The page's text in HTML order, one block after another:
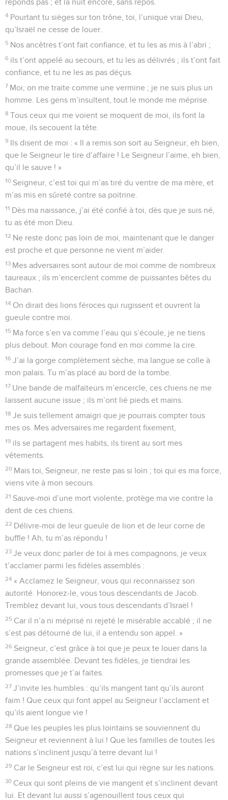
réponds pas ; et la nuit encore, sans repos.
4 Pourtant tu sièges sur ton trône, toi, l’unique vrai Dieu,
qu’Israël ne cesse de louer.
5 Nos ancêtres t’ont fait confiance, et tu les as mis à l’abri ;
6 ils t’ont appelé au secours, et tu les as délivrés ; ils t’ont fait
confiance, et tu ne les as pas déçus.
7 Moi, on me traite comme une vermine ; je ne suis plus un
homme. Les gens m’insultent, tout le monde me méprise.
8 Tous ceux qui me voient se moquent de moi, ils font la
moue, ils secouent la tête.
9 Ils disent de moi : « Il a remis son sort au Seigneur, eh bien,
que le Seigneur le tire d’affaire ! Le Seigneur l’aime, eh bien,
qu’il le sauve ! »
10 Seigneur, c’est toi qui m’as tiré du ventre de ma mère, et
m’as mis en sûreté contre sa poitrine.
11 Dès ma naissance, j’ai été confié à toi, dès que je suis né,
tu as été mon Dieu.
12 Ne reste donc pas loin de moi, maintenant que le danger
est proche et que personne ne vient m’aider.
13 Mes adversaires sont autour de moi comme de nombreux
taureaux ; ils m’encerclent comme de puissantes bêtes du
Bachan.
14 On dirait des lions féroces qui rugissent et ouvrent la
gueule contre moi.
15 Ma force s’en va comme l’eau qui s’écoule, je ne tiens
plus debout. Mon courage fond en moi comme la cire.
16 J’ai la gorge complètement sèche, ma langue se colle à
mon palais. Tu m’as placé au bord de la tombe.
17 Une bande de malfaiteurs m’encercle, ces chiens ne me
laissent aucune issue ; ils m’ont lié pieds et mains.
18 Je suis tellement amaigri que je pourrais compter tous
mes os. Mes adversaires me regardent fixement,
19 ils se partagent mes habits, ils tirent au sort mes
vêtements.
20 Mais toi, Seigneur, ne reste pas si loin ; toi qui es ma force,
viens vite à mon secours.
21 Sauve-moi d’une mort violente, protège ma vie contre la
dent de ces chiens.
22 Délivre-moi de leur gueule de lion et de leur corne de
buffle ! Ah, tu m’as répondu !
23 Je veux donc parler de toi à mes compagnons, je veux
t’acclamer parmi les fidèles assemblés :
24 « Acclamez le Seigneur, vous qui reconnaissez son
autorité. Honorez-le, vous tous descendants de Jacob.
Tremblez devant lui, vous tous descendants d’Israël !
25 Car il n’a ni méprisé ni rejeté le misérable accablé ; il ne
s’est pas détourné de lui, il a entendu son appel. »
26 Seigneur, c’est grâce à toi que je peux te louer dans la
grande assemblée. Devant tes fidèles, je tiendrai les
promesses que je t’ai faites.
27 J’invite les humbles : qu’ils mangent tant qu’ils auront
faim ! Que ceux qui font appel au Seigneur l’acclament et
qu’ils aient longue vie !
28 Que les peuples les plus lointains se souviennent du
Seigneur et reviennent à lui ! Que les familles de toutes les
nations s’inclinent jusqu’à terre devant lui !
29 Car le Seigneur est roi, c’est lui qui règne sur les nations.
30 Ceux qui sont pleins de vie mangent et s’inclinent devant
lui. Et devant lui aussi s’agenouillent tous ceux qui